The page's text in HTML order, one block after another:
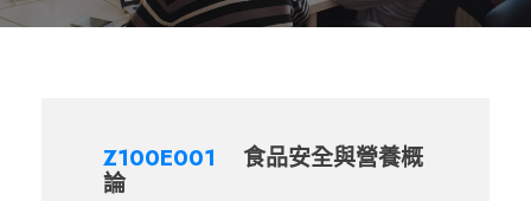
Z100E001
食品安全與營養概
論